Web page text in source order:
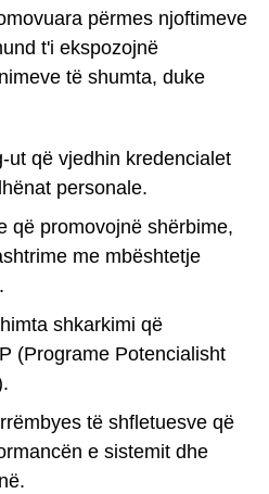
përmes njoftimeve
t'i ekspozojnë
të shumta, duke
ut që vjedhin kredencialet
personale.
që promovojnë shërbime,
me mbështetje
shkarkimi që
(Programe Potencialisht
të shfletuesve që
e sistemit dhe